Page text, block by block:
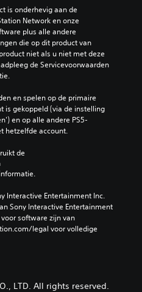
is onderhevig aan de
Network en onze
plus alle andere
die op dit product van
niet als u niet met deze
de Servicevoorwaarden
en spelen op de primaire
is gekoppeld (via de instelling
en op alle andere PS5-
hetzelfde account.
de
Interactive Entertainment Inc.
Sony Interactive Entertainment
software zijn van
legal voor volledige
LTD. All rights reserved.